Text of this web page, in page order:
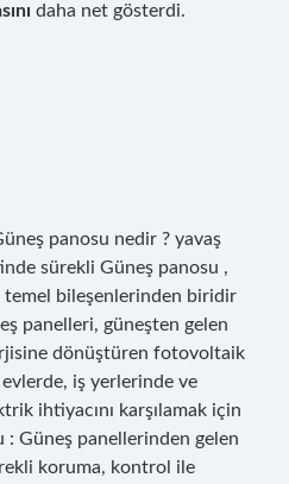
daha net gösterdi.
panosu nedir ? yavaş
sürekli Güneş panosu ,
bileşenlerinden biridir
panelleri, güneşten gelen
dönüştüren fotovoltaik
iş yerlerinde ve
ihtiyacını karşılamak için
: Güneş panellerinden gelen
koruma, kontrol ile